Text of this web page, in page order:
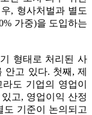
, 형사처벌과 별도
가중)을 도입하는
형태로 처리된 사
고 있다. 첫째, 제
도 기업의 영업이
고, 영업이익 산정
도 기준이 논의되고